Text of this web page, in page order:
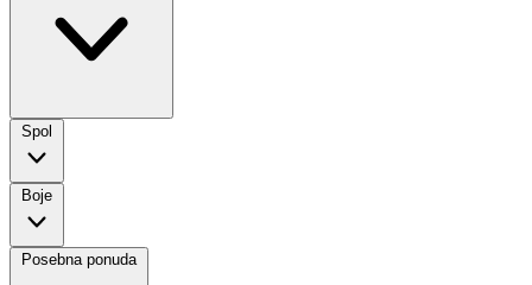
Spol
Boje
Posebna ponuda